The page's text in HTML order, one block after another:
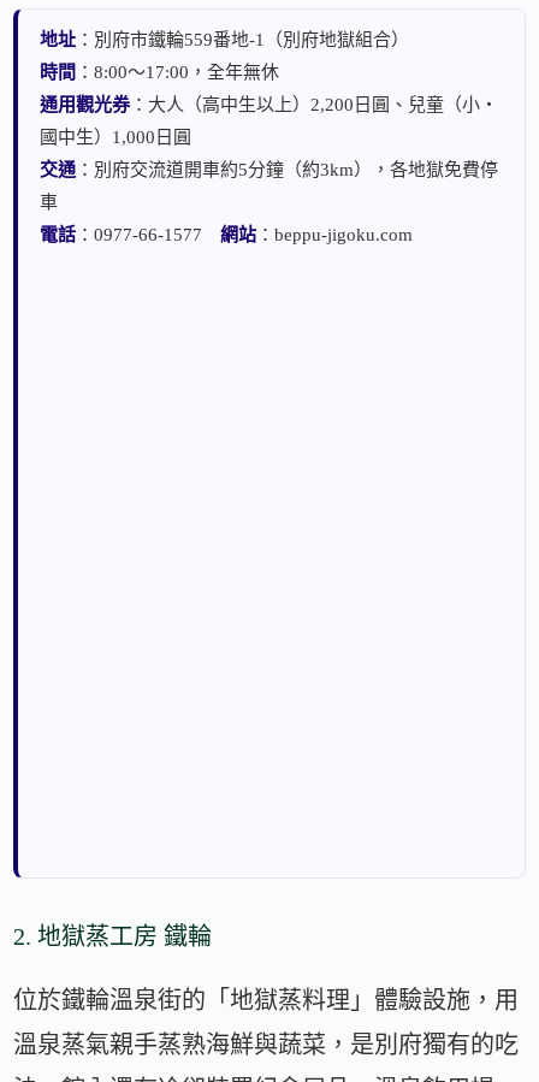
地址 ：別府市鐵輪559番地-1（別府地獄組合）
時間 ：8:00～17:00，全年無休
通用觀光券：大人（高中生以上）2,200日圓、兒童（小・
國中生）1,000日圓
交通 ：別府交流道開車約5分鐘（約3km），各地獄免費停
車
電話 ：0977-66-1577網站 ：beppu-jigoku.com
2. 地獄蒸工房 鐵輪
位於鐵輪溫泉街的「地獄蒸料理」體驗設施，用
溫泉蒸氣親手蒸熟海鮮與蔬菜，是別府獨有的吃